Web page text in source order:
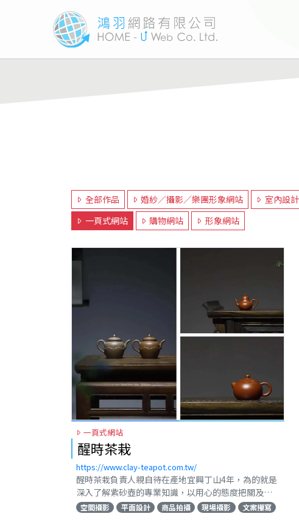
全部作品 婚紗／攝影／樂團形象網站 室內設
一頁式網站
購物網站 形象網站
一頁式網站
醒時茶栽
https://www.clay-teapot.com.tw/
醒時茶栽負責人親自待在產地宜興丁山4年，為的就是
深入了解紫砂壺的專業知識，以用心的態度把關及關
心您的使用健康。在台南有50坪的實體店面，購買茶
空間攝影 平面設計 商品拍攝 現場攝影 文案攥寫